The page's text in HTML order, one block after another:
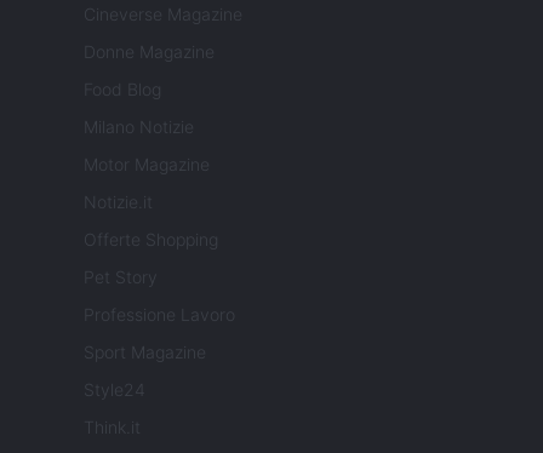
Cineverse Magazine
Donne Magazine
Food Blog
Milano Notizie
Motor Magazine
Notizie.it
Offerte Shopping
Pet Story
Professione Lavoro
Sport Magazine
Style24
Think.it